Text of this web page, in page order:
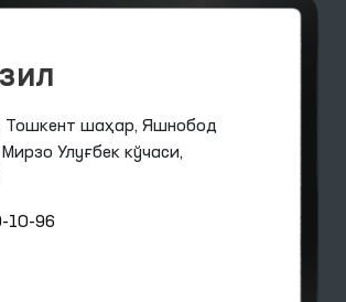
Тошкент шаҳар, Яшнобод
Улуғбек кўчаси,
10-96